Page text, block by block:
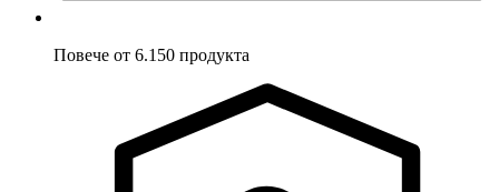
Повече от 6.150 продукта